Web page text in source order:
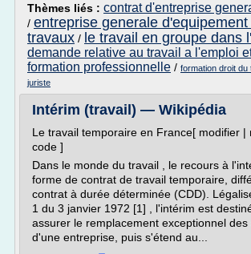
Thèmes liés : contrat d'entreprise
/ entreprise generale
travaux / le travail en groupe dans
demande relative au travail a l'emploi
formation professionnelle / formation droit du
juriste
Intérim (travail) — Wikipédia
Le travail temporaire en France[ modifier |
code ]
Dans le monde du travail , le recours à
forme de contrat de travail temporaire,
contrat à durée déterminée (CDD).
1 du 3 janvier 1972 [1] , l'intérim est
assurer le remplacement exceptionnel des
d'une entreprise, puis s'étend au...